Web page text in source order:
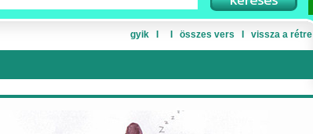
gyik összes vers vissza a rétre